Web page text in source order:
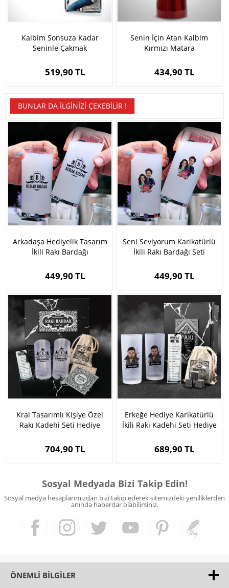
Kalbim Sonsuza Kadar
Seninle Çakmak
519,90 TL
Senin İçin Atan Kalbim
Kırmızı Matara
434,90 TL
BUNLAR DA İLGINIZI ÇEKEBILIR !
Arkadaşa Hediyelik Tasarım
İkili Rakı Bardağı
449,90 TL
Seni Seviyorum Karikatürlü
İkili Rakı Bardağı Seti
449,90 TL
Kral Tasarımlı Kişiye Özel
Rakı Kadehi Seti Hediye
704,90 TL
Erkeğe Hediye Karikatürlü
İkili Rakı Kadehi Seti Hediye
689,90 TL
Sosyal Medyada Bizi Takip Edin!
Sosyal medya hesaplarımızdan bizi takip ederek sitemizdeki yeniliklerden
anında haberdar olabilirsiniz.
ÖNEMLI BILGILER